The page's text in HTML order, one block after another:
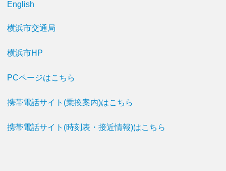
English
横浜市交通局
横浜市HP
PCページはこちら
携帯電話サイト(乗換案内)はこちら
携帯電話サイト(時刻表・接近情報)はこちら